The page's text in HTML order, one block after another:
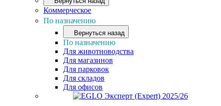
Коммерческое
По назначению
Вернуться назад
По назначению
Для животноводства
Для магазинов
Для парковок
Для складов
Для офисов